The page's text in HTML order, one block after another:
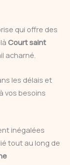
qui offre des
Court saint
acharné.
les délais et
vos besoins
inégalées
tout au long de